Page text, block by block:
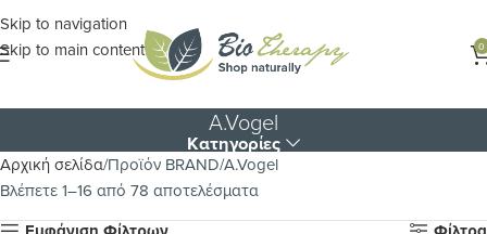
Skip to navigation
Skip to main content
0
A.Vogel
Κατηγορίες
Αρχική σελίδαΠροϊόν BRAND A.Vogel
Βλέπετε 1–16 από 78 αποτελέσματα